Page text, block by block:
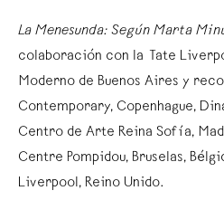
La Menesunda: Según Marta
colaboración con la Tate
Moderno de Buenos Aires y
Contemporary, Copenhague,
Centro de Arte Reina Sofía,
Centre Pompidou, Bruselas,
Liverpool, Reino Unido.